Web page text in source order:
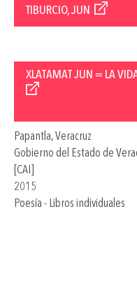
TIBURCIO, JUN
XLATAMAT JUN = LA
Papantla, Veracruz
Gobierno del Estado de
[CAI]
2015
Poesía - Libros individuales